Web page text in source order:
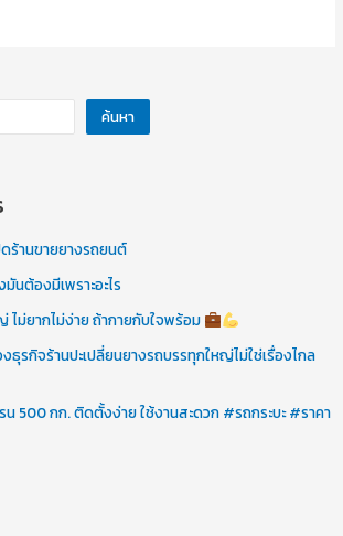
ค้นหา
ดร้านขายยางรถยนต์
นต้องมีเพราะอะไร
ไม่ยากไม่ง่าย ถ้ากายกับใจพร้อม
งธุรกิจร้านปะเปลี่ยนยางรถบรรทุกใหญ่ไม่ใช่เรื่องไกล
500 กก. ติดตั้งง่าย ใช้งานสะดวก #รถกระบะ #ราคา